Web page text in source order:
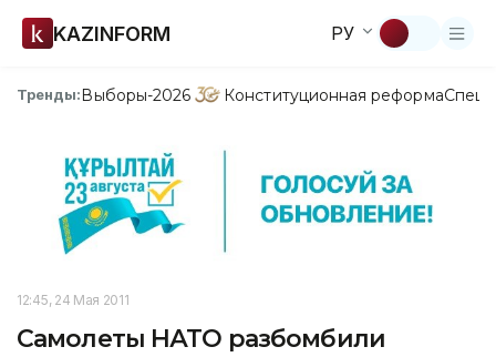
KAZINFORM РУ
Тренды:Выборы-2026 Конституционная реформа
12:45, 24 Мая 2011
Самолеты НАТО разбомбили